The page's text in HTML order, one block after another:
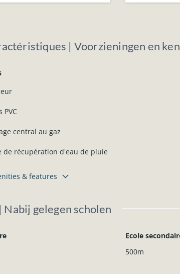
| Voorzieningen en
PVC
central au gaz
de récupération d'eau de pluie
& features
Nabij gelegen scholen
Ecole
500m